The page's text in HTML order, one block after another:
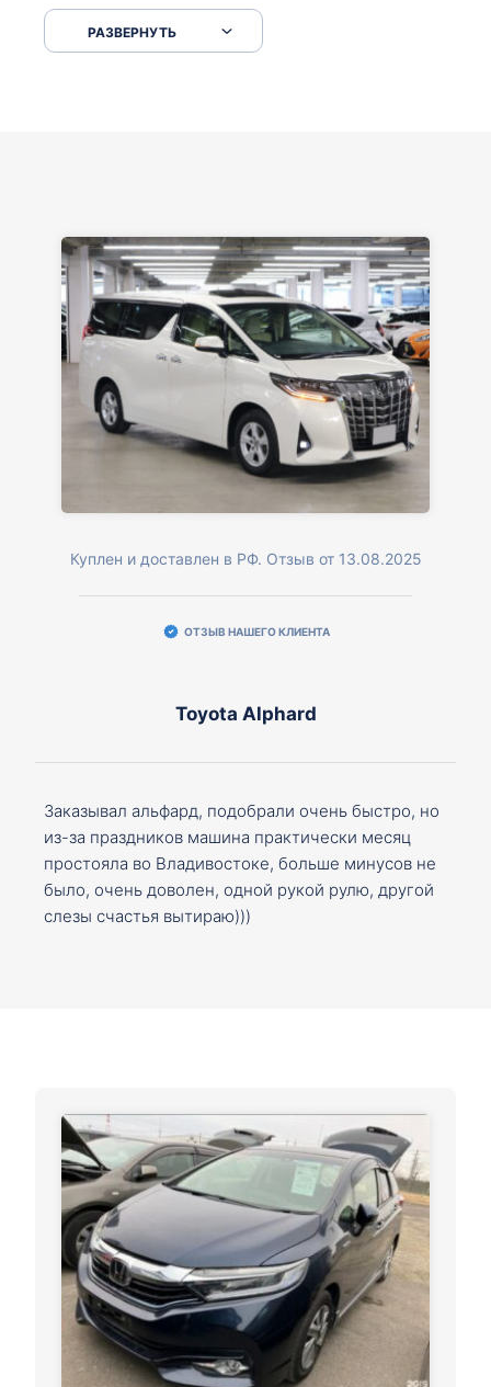
серпантинах по пути следования.
РАЗВЕРНУТЬ
Куплен и доставлен в РФ. Отзыв от 13.08.2025
ОТЗЫВ НАШЕГО КЛИЕНТА
Toyota Alphard
Заказывал альфард, подобрали очень быстро, но
из-за праздников машина практически месяц
простояла во Владивостоке, больше минусов не
было, очень доволен, одной рукой рулю, другой
слезы счастья вытираю)))